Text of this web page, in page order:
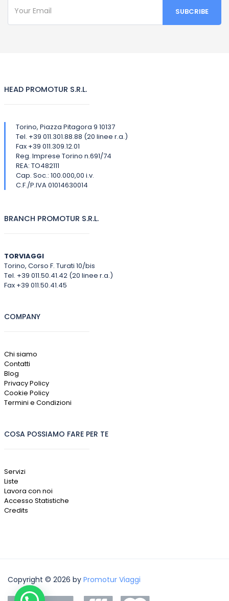
HEAD PROMOTUR S.R.L.
Torino, Piazza Pitagora 9 10137
Tel. +39 011.301.88.88 (20 linee r.a.)
Fax +39 011.309.12.01
Reg. Imprese Torino n.691/74
REA: TO482111
Cap. Soc.: 100.000,00 i.v.
C.F./P.IVA 01014630014
BRANCH PROMOTUR S.R.L.
TORVIAGGI
Torino, Corso F. Turati 10/bis
Tel. +39 011.50.41.42 (20 linee r.a.)
Fax +39 011.50.41.45
COMPANY
Chi siamo
Contatti
Blog
Privacy Policy
Cookie Policy
Termini e Condizioni
COSA POSSIAMO FARE PER TE
Servizi
Liste
Lavora con noi
Accesso Statistiche
Credits
Copyright © 2026 by Promotur Viaggi